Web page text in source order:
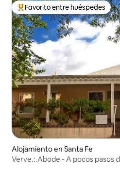
Favorito entre huéspedes
Favorito entre huéspedes
Alojamiento en Santa Fe
Verve.:.Abode - A pocos pasos